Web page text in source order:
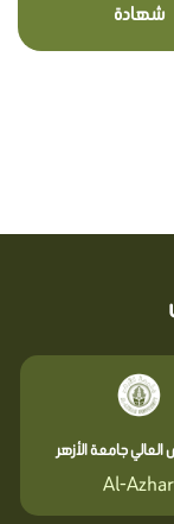
شهادة
جامعة الأزهر
Al-Azhar